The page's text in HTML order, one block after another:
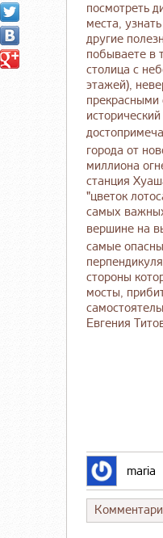
посмотреть
места,
другие
побываете в
столица с
этажей),
прекрасными
города от
миллиона
станция
"цветок
самых
вершине на
самые
стороны
мосты,
Евгения
maria